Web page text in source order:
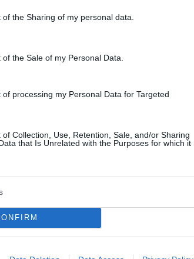
the Sharing of my personal data.
the Sale of my Personal Data.
processing my Personal Data for Targeted
Collection, Use, Retention, Sale, and/or Sharing
that Is Unrelated with the Purposes for which it